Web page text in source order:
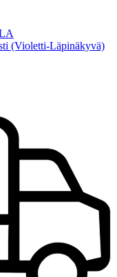
(Violetti-Läpinäkyvä)